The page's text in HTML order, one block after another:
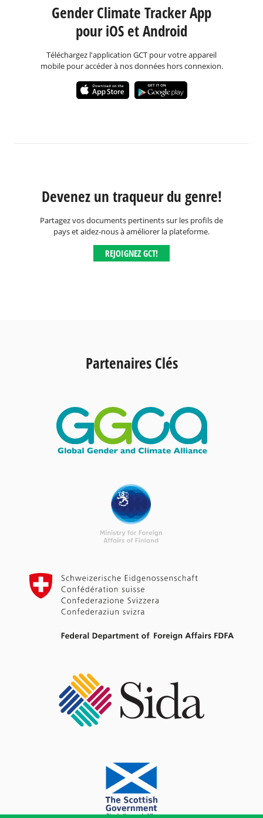
Gender Climate Tracker App
pour iOS et Android
Téléchargez l'application GCT pour votre appareil
mobile pour accéder à nos données hors connexion.
Devenez un traqueur du genre!
Partagez vos documents pertinents sur les profils de
pays et aidez-nous à améliorer la plateforme.
REJOIGNEZ GCT!
Partenaires Clés